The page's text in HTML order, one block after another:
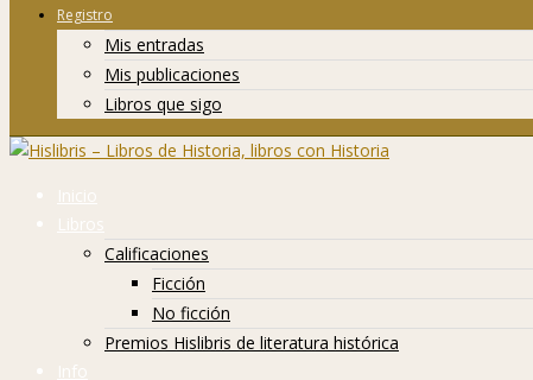
Registro
Mis entradas
Mis publicaciones
Libros que sigo
Inicio
Libros
Calificaciones
Ficción
No ficción
Premios Hislibris de literatura histórica
Info